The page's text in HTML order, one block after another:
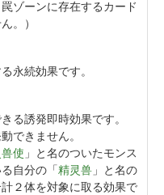
ゾーンに存在するカード
。）
永続効果です。
る誘発即時効果です。
できません。
使 」と名のついたモンス
自分の「精灵兽 」と名の
２体を対象に取る効果で